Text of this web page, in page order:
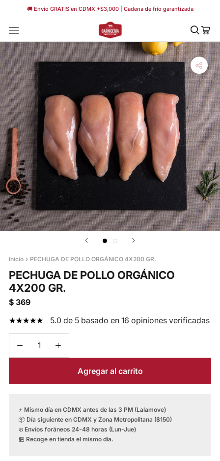
contenido
🚚 Envío GRATIS en CDMX +$3,000 | Cadena de frío garantizada
Inicio › PECHUGA DE POLLO ORGÁNICO 4X200 GR.
PECHUGA DE POLLO ORGÁNICO
4X200 GR.
$ 369
5.0 de 5 basado en 16 opiniones verificadas
Agregar al carrito
⚡ Mismo día en CDMX antes de las 3 PM (Lalamove)
📦 Día siguiente en CDMX y Zona Metropolitana ($150)
❄️ Envíos foráneos 24-48 horas (Lun-Jue)
🏪 Recoge en tienda el mismo día.